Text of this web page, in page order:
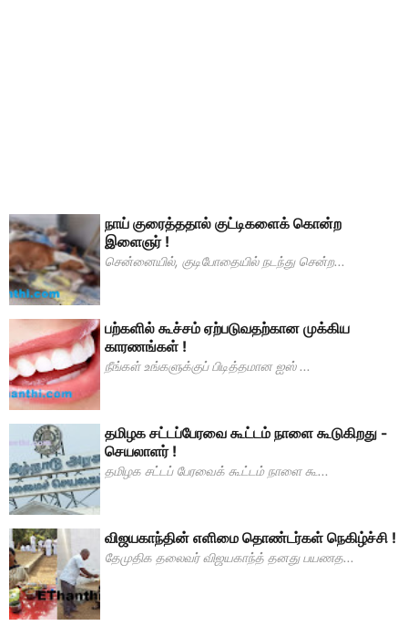
நாய் குரைத்ததால் குட்டிகளைக் கொன்ற
இளைஞர் !
சென்னையில், குடிபோதையில் நடந்து சென்ற...
பற்களில் கூச்சம் ஏற்படுவதற்கான முக்கிய
காரணங்கள் !
நீங்கள் உங்களுக்குப் பிடித்தமான ஐஸ் ...
தமிழக சட்டப்பேரவை கூட்டம் நாளை கூடுகிறது -
செயலாளர் !
தமிழக சட்டப் பேரவைக் கூட்டம் நாளை கூ...
விஜயகாந்தின் எளிமை தொண்டர்கள் நெகிழ்ச்சி !
தேமுதிக தலைவர் விஜயகாந்த் தனது பயணத...